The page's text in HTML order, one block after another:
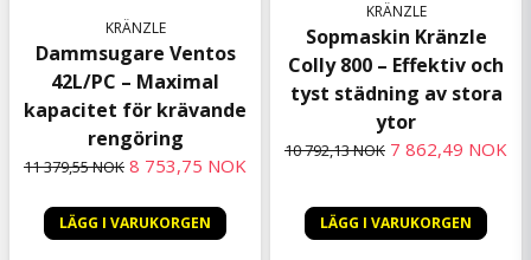
KRÄNZLE
Dammsugare Ventos
42L/PC – Maximal
kapacitet för krävande
rengöring
11 379,55 NOK 8 753,75 NOK
LÄGG I VARUKORGEN
KRÄNZLE
Sopmaskin Kränzle
Colly 800 – Effektiv och
tyst städning av stora
ytor
10 792,13 NOK 7 862,49 NOK
LÄGG I VARUKORGEN